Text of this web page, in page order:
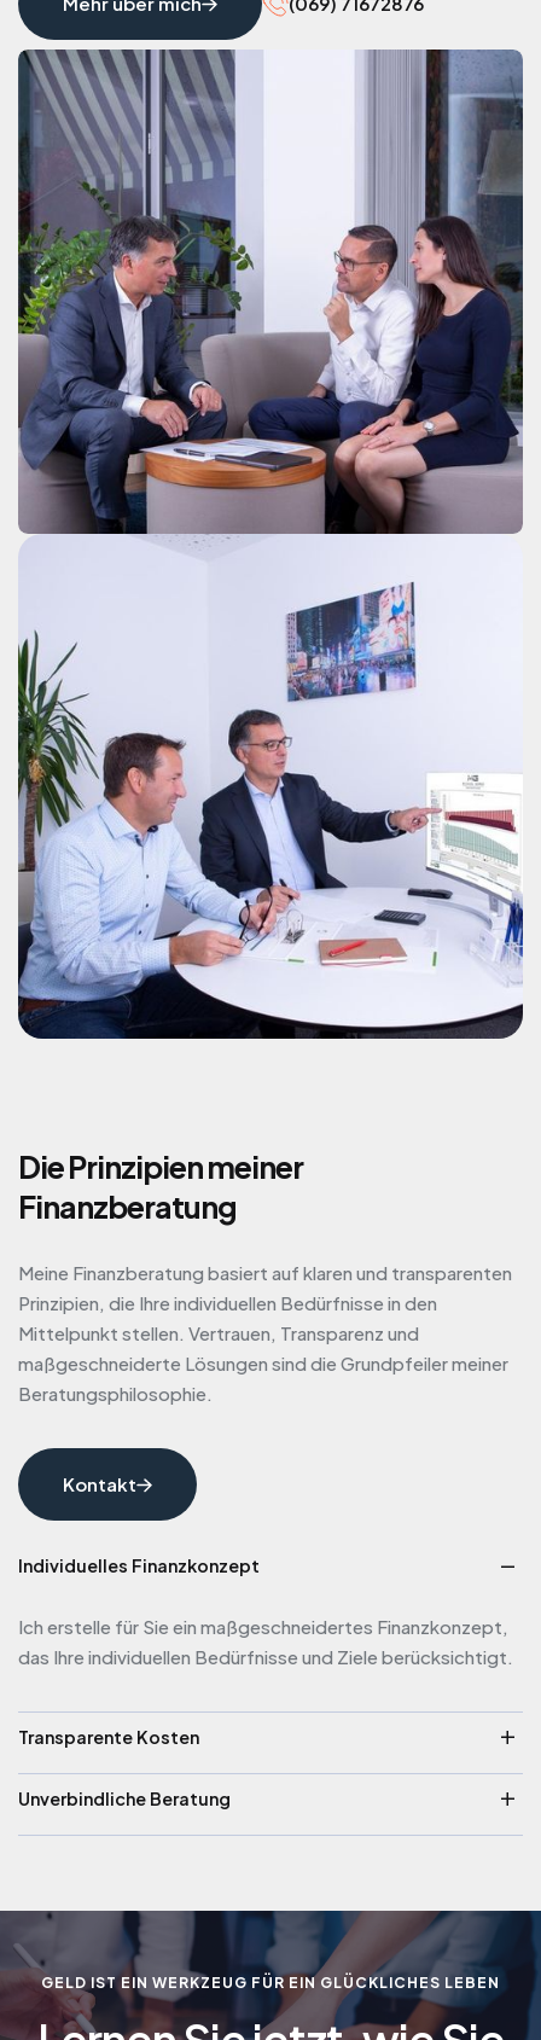
Die Prinzipien meiner
Finanzberatung
Meine Finanzberatung basiert auf klaren und transparenten
Prinzipien, die Ihre individuellen Bedürfnisse in den
Mittelpunkt stellen. Vertrauen, Transparenz und
maßgeschneiderte Lösungen sind die Grundpfeiler meiner
Beratungsphilosophie.
Kontakt
Individuelles Finanzkonzept
Ich erstelle für Sie ein maßgeschneidertes Finanzkonzept,
das Ihre individuellen Bedürfnisse und Ziele berücksichtigt.
Transparente Kosten
Bei mir gibt es keine versteckten Gebühren – alle Kosten
Unverbindliche Beratung
besprechen.
GELD IST EIN WERKZEUG FÜR EIN GLÜCKLICHES LEBEN